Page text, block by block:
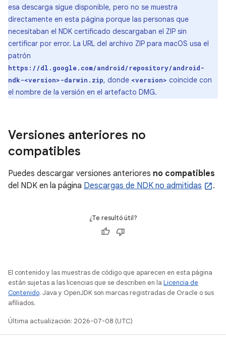
esa descarga sigue disponible, pero no se muestra
directamente en esta página porque las personas que
necesitaban el NDK certificado descargaban el ZIP sin
certificar por error. La URL del archivo ZIP para macOS usa el
patrón
https://dl.google.com/android/repository/android-
ndk-<version>-darwin.zip, donde <version> coincide con
el nombre de la versión en el artefacto DMG.
Versiones anteriores no
compatibles
Puedes descargar versiones anteriores no compatibles
del NDK en la página Descargas de NDK no admitidas .
¿Te resultó útil?
El contenido y las muestras de código que aparecen en esta página
están sujetas a las licencias que se describen en la Licencia de
Contenido. Java y OpenJDK son marcas registradas de Oracle o sus
afiliados.
Última actualización: 2026-07-08 (UTC)